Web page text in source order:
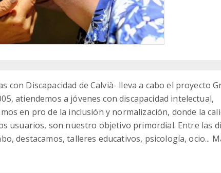
con Discapacidad de Calvià- lleva a cabo el proyecto
atiendemos a jóvenes con discapacidad intelectual,
en pro de la inclusión y normalización, donde la
usuarios, son nuestro objetivo primordial. Entre las
destacamos, talleres educativos, psicología, ocio...